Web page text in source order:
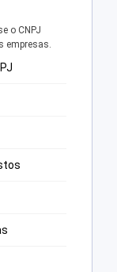
o CNPJ
empresas.